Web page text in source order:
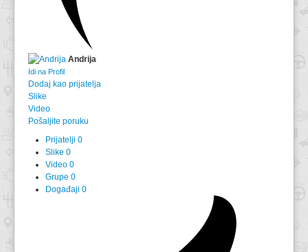
Andrija
Idi na Profil
Dodaj kao prijatelja
Slike
Video
Pošaljite poruku
Prijatelji 0
Slike 0
Video 0
Grupe 0
Događaji 0